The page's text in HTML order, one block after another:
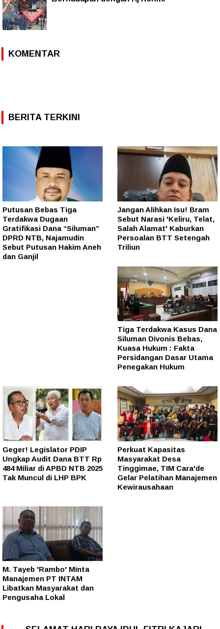
KOMENTAR
BERITA TERKINI
Putusan Bebas Tiga
Terdakwa Dugaan
Gratifikasi Dana “Siluman”
DPRD NTB, Najamudin
Sebut Putusan Hakim Aneh
dan Ganjil
Jangan Alihkan Isu! Bram
Sebut Narasi 'Keliru, Telat,
Salah Alamat' Kaburkan
Persoalan BTT Setengah
Triliun
Tiga Terdakwa Kasus Dana
Siluman Divonis Bebas,
Kuasa Hukum : Fakta
Persidangan Dasar Utama
Penegakan Hukum
Geger! Legislator PDIP
Ungkap Audit Dana BTT Rp
484 Miliar di APBD NTB 2025
Tak Muncul di LHP BPK
Perkuat Kapasitas
Masyarakat Desa
Tinggimae, TIM Cara'de
Gelar Pelatihan Manajemen
Kewirausahaan
M. Tayeb 'Rambo' Minta
Manajemen PT INTAM
Libatkan Masyarakat dan
Pengusaha Lokal